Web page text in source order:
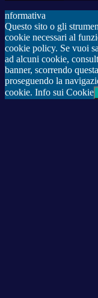
nformativa
Questo sito o gli
cookie necessari al
cookie policy. Se vuoi
ad alcuni cookie,
banner, scorrendo
proseguendo la
cookie. Info sui Cookie